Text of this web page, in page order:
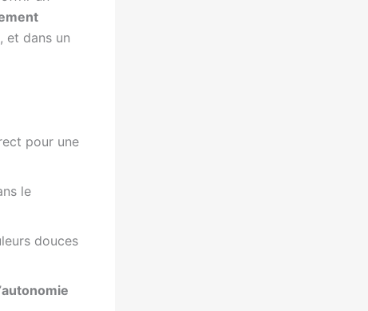
et dans un
pour une
le
douces
autonomie